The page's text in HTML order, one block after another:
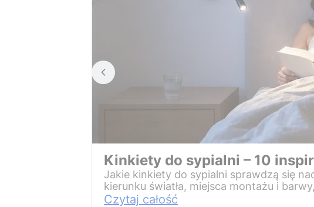
Kinkiety do sypialni – 10
Jakie kinkiety do sypialni sprawdzą się
kierunku światła, miejsca montażu i
Czytaj całość